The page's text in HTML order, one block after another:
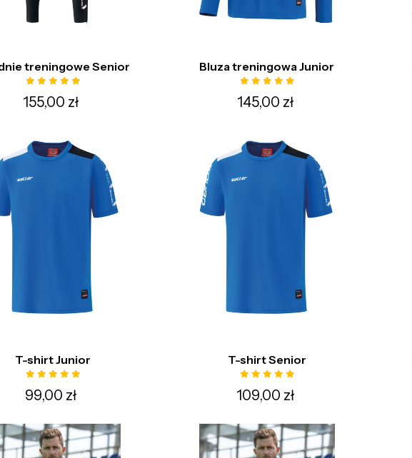
treningowe Senior
155,00 zł
Bluza treningowa Junior
145,00 zł
T-shirt Junior
99,00 zł
T-shirt Senior
109,00 zł